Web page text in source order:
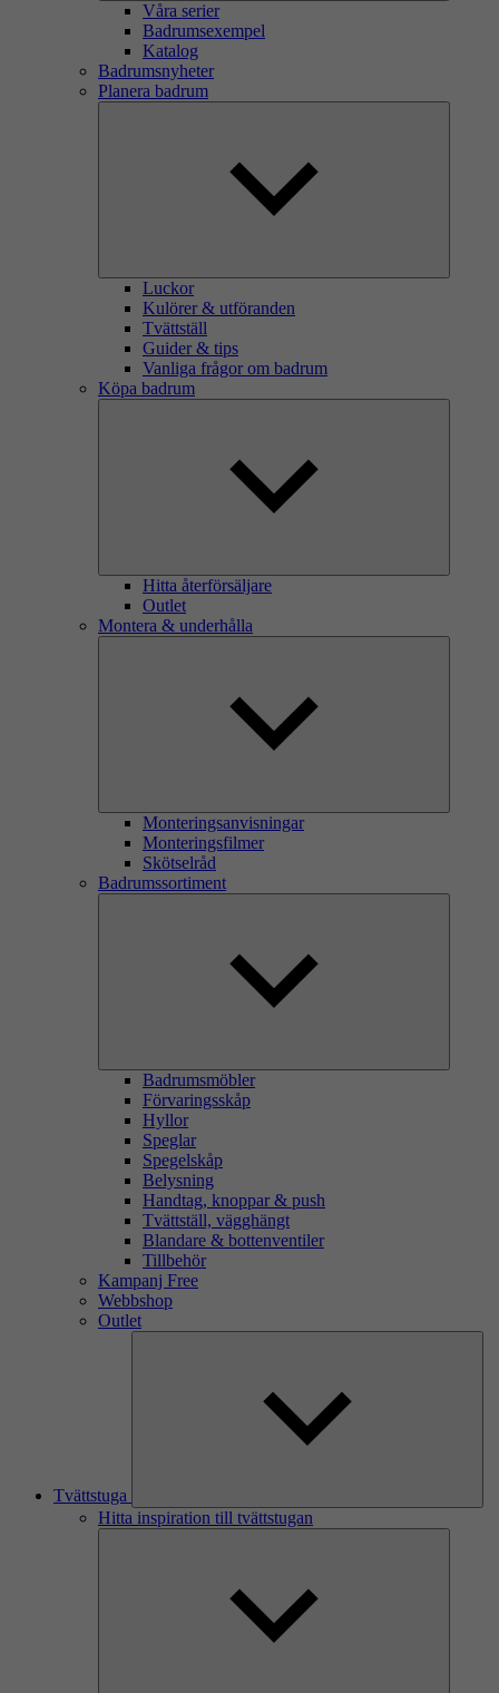
Våra serier
Badrumsexempel
Katalog
Badrumsnyheter
Planera badrum
Luckor
Kulörer & utföranden
Tvättställ
Guider & tips
Vanliga frågor om badrum
Köpa badrum
Hitta återförsäljare
Outlet
Montera & underhålla
Monteringsanvisningar
Monteringsfilmer
Skötselråd
Badrumssortiment
Badrumsmöbler
Förvaringsskåp
Hyllor
Speglar
Spegelskåp
Belysning
Handtag, knoppar & push
Tvättställ, vägghängt
Blandare & bottenventiler
Tillbehör
Kampanj Free
Webbshop
Outlet
Tvättstuga
Hitta inspiration till tvättstugan